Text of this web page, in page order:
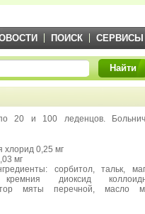
ПОИСК СЕРВИСЫ
Найти
20 и 100 леденцов.
хлорид 0,25 мг
мг
сорбитол, тальк,
кремния диоксид
мяты перечной, масло